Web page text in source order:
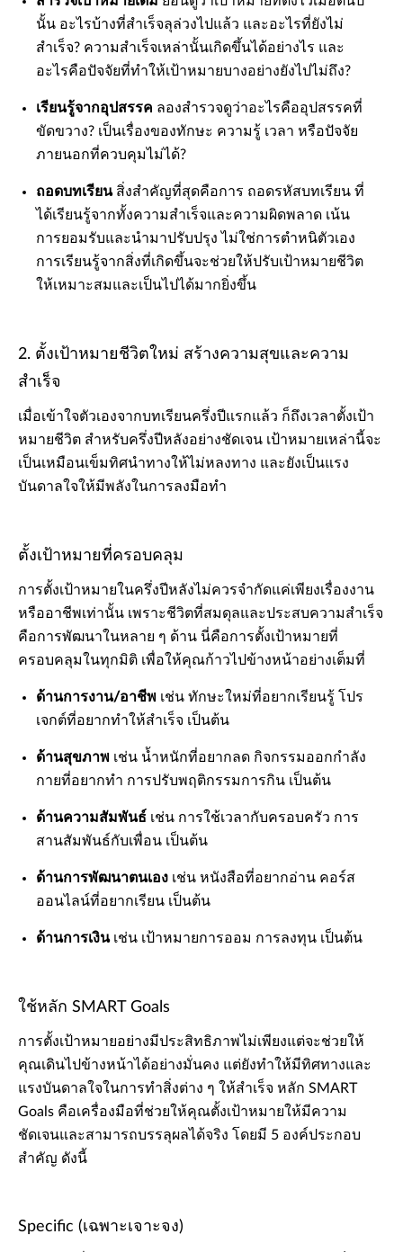
นั้น อะไรบ้างที่สำเร็จลุล่วงไปแล้ว และอะไรที่ยังไม่
สำเร็จ? ความสำเร็จเหล่านั้นเกิดขึ้นได้อย่างไร และ
อะไรคือปัจจัยที่ทำให้เป้าหมายบางอย่างยังไปไม่ถึง?
เรียนรู้จากอุปสรรค ลองสำรวจดูว่าอะไรคืออุปสรรคที่
ขัดขวาง? เป็นเรื่องของทักษะ ความรู้ เวลา หรือปัจจัย
ภายนอกที่ควบคุมไม่ได้?
ถอดบทเรียนสิ่งสำคัญที่สุดคือการ ถอดรหัสบทเรียน ที่
ได้เรียนรู้จากทั้งความสำเร็จและความผิดพลาด เน้น
การยอมรับและนำมาปรับปรุง ไม่ใช่การตำหนิตัวเอง
การเรียนรู้จากสิ่งที่เกิดขึ้นจะช่วยให้ปรับเป้าหมายชีวิต
ให้เหมาะสมและเป็นไปได้มากยิ่งขึ้น
2. ตั้งเป้าหมายชีวิตใหม่ สร้างความสุขและความ
สำเร็จ
เมื่อเข้าใจตัวเองจากบทเรียนครึ่งปีแรกแล้ว ก็ถึงเวลาตั้งเป้า
หมายชีวิต สำหรับครึ่งปีหลังอย่างชัดเจน เป้าหมายเหล่านี้จะ
เป็นเหมือนเข็มทิศนำทางให้ไม่หลงทาง และยังเป็นแรง
บันดาลใจให้มีพลังในการลงมือทำ
ตั้งเป้าหมายที่ครอบคลุม
การตั้งเป้าหมายในครึ่งปีหลังไม่ควรจำกัดแค่เพียงเรื่องงาน
หรืออาชีพเท่านั้น เพราะชีวิตที่สมดุลและประสบความสำเร็จ
คือการพัฒนาในหลาย ๆ ด้าน นี่คือการตั้งเป้าหมายที่
ครอบคลุมในทุกมิติ เพื่อให้คุณก้าวไปข้างหน้าอย่างเต็มที่
ด้านการงาน/อาชีพ เช่น ทักษะใหม่ที่อยากเรียนรู้ โปร
เจกต์ที่อยากทำให้สำเร็จ เป็นต้น
ด้านสุขภาพ เช่น น้ำหนักที่อยากลด กิจกรรมออกกำลัง
กายที่อยากทำ การปรับพฤติกรรมการกิน เป็นต้น
ด้านความสัมพันธ์ เช่น การใช้เวลากับครอบครัว การ
สานสัมพันธ์กับเพื่อน เป็นต้น
ด้านการพัฒนาตนเอง เช่น หนังสือที่อยากอ่าน คอร์ส
ออนไลน์ที่อยากเรียน เป็นต้น
ด้านการเงินเช่น เป้าหมายการออม การลงทุน เป็นต้น
ใช้หลัก SMART Goals
การตั้งเป้าหมายอย่างมีประสิทธิภาพไม่เพียงแต่จะช่วยให้
คุณเดินไปข้างหน้าได้อย่างมั่นคง แต่ยังทำให้มีทิศทางและ
แรงบันดาลใจในการทำสิ่งต่าง ๆ ให้สำเร็จ หลัก SMART
Goals คือเครื่องมือที่ช่วยให้คุณตั้งเป้าหมายให้มีความ
ชัดเจนและสามารถบรรลุผลได้จริง โดยมี 5 องค์ประกอบ
สำคัญ ดังนี้
Specific (เฉพาะเจาะจง)